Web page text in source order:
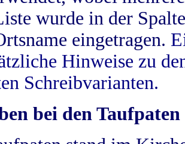
wurde in der
eingetragen.
Hinweise zu
Schreibvarianten.
bei den Taufpaten